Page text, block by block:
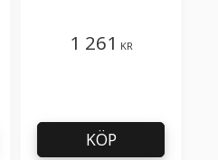
1 261 KR
KÖP